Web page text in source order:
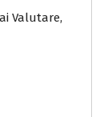
Valutare,